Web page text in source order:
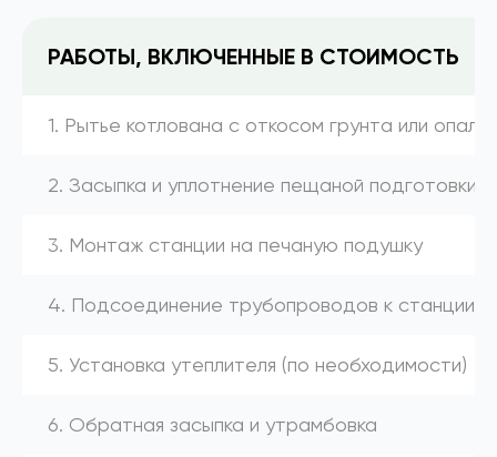
РАБОТЫ, ВКЛЮЧЕННЫЕ В СТОИМОСТЬ
1. Рытье котлована с откосом грунта или
2. Засыпка и уплотнение пещаной подготовки
3. Монтаж станции на печаную подушку
4. Подсоединение трубопроводов к станции
5. Установка утеплителя (по необходимости)
6. Обратная засыпка и утрамбовка